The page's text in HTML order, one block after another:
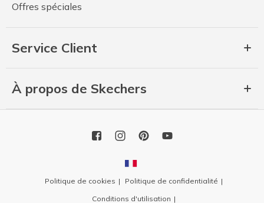
Offres spéciales
Service Client
À propos de Skechers
Politique de cookies
Politique de confidentialité
Conditions d'utilisation